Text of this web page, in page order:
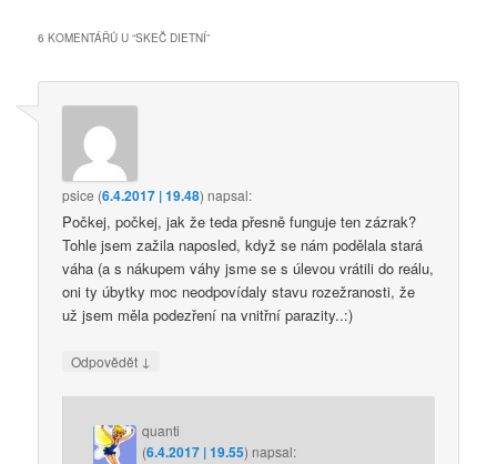
6 KOMENTÁŘŮ U “SKEČ DIETNÍ”
psice (6.4.2017 | 19.48)napsal:
Počkej, počkej, jak že teda přesně funguje ten zázrak?
Tohle jsem zažila naposled, když se nám podělala stará
váha (a s nákupem váhy jsme se s úlevou vrátili do reálu,
oni ty úbytky moc neodpovídaly stavu rozežranosti, že
už jsem měla podezření na vnitřní parazity..:)
Odpovědět ↓
quanti
(6.4.2017 | 19.55) napsal: